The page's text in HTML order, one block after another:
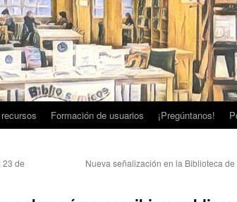
Formación de usuarios ¡Pregúntanos!
23 de
Nueva señalización en la Biblioteca